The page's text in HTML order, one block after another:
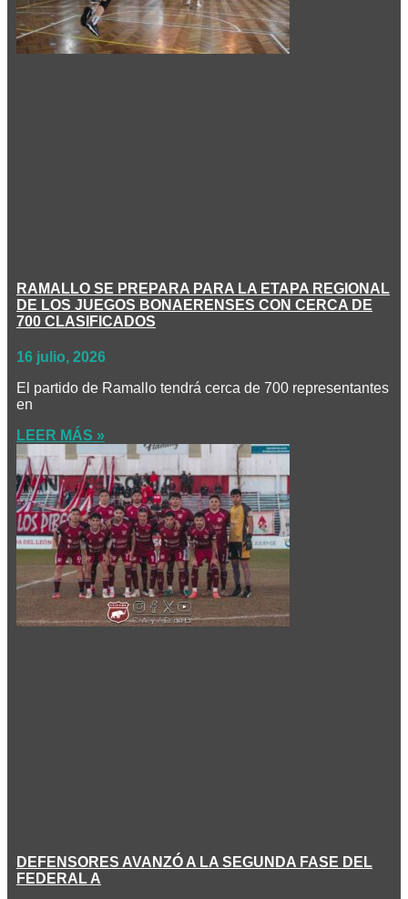
RAMALLO SE PREPARA PARA LA ETAPA REGIONAL
DE LOS JUEGOS BONAERENSES CON CERCA DE
700 CLASIFICADOS
16 julio, 2026
El partido de Ramallo tendrá cerca de 700 representantes
en
LEER MÁS »
DEFENSORES AVANZÓ A LA SEGUNDA FASE DEL
FEDERAL A